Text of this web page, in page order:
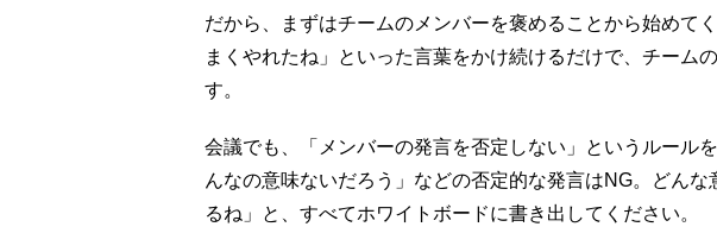
だから、まずはチームのメンバーを褒めることから始めて
まくやれたね」といった言葉をかけ続けるだけで、チーム
す。
会議でも、「メンバーの発言を否定しない」というルール
んなの意味ないだろう」などの否定的な発言はNG。どん
るね」と、すべてホワイトボードに書き出してください。